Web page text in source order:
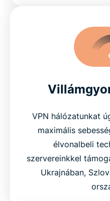
VPN hálózatunkat
maximális
élvonalbeli
szervereinkkel
Ukrajnában,